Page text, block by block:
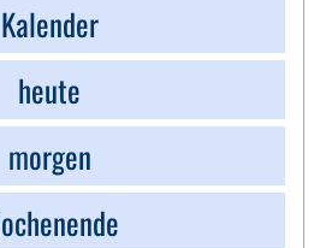
Kalender
heute
morgen